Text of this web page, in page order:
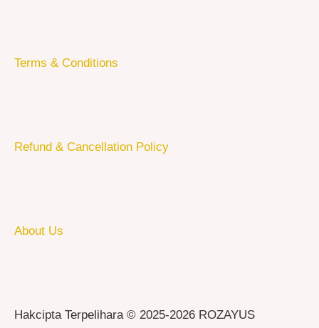
Terms & Conditions
Refund & Cancellation Policy
About Us
Hakcipta Terpelihara © 2025-2026 ROZAYUS